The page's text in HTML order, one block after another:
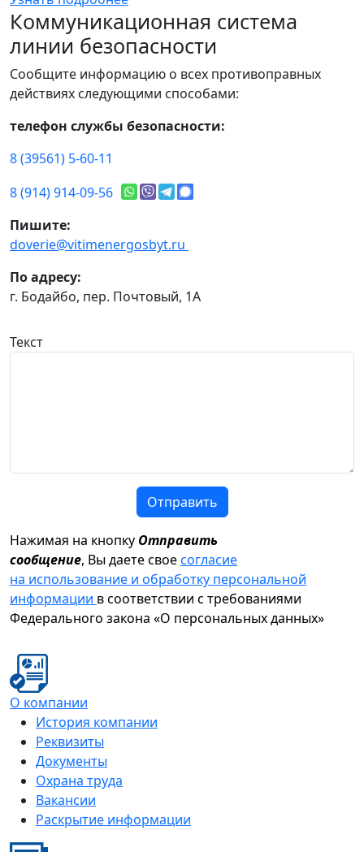
Коммуникационная система
линии безопасности
Сообщите информацию о всех противоправных
действиях следующими способами:
телефон службы безопасности:
8 (39561) 5-60-11
8 (914) 914-09-56
Пишите:
doverie@vitimenergosbyt.ru
По адресу:
г. Бодайбо, пер. Почтовый, 1А
Текст
Отправить
Нажимая на кнопку Отправить
сообщение, Вы даете своесогласие
на использование и обработку персональной
информации в соответствии с требованиями
Федерального закона «О персональных данных»
О компании
История компании
Реквизиты
Документы
Охрана труда
Вакансии
Раскрытие информации